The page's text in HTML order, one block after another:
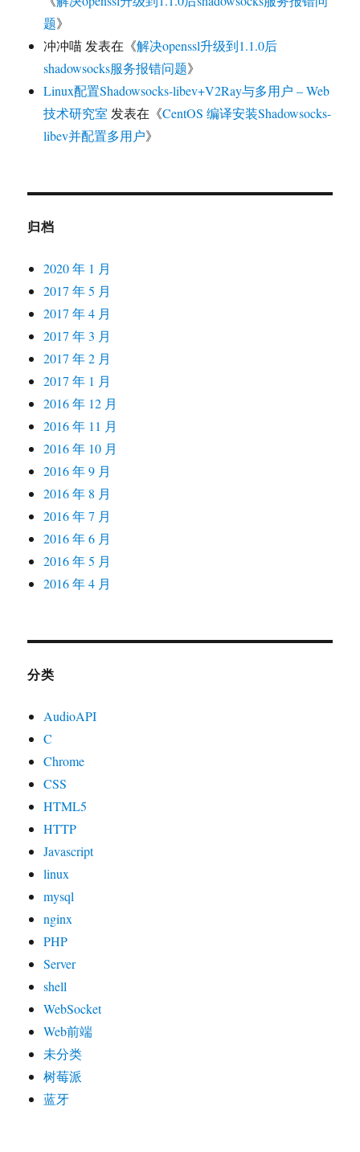
题》
冲冲喵 发表在《解决openssl升级到1.1.0后
shadowsocks服务报错问题》
Linux配置Shadowsocks-libev+V2Ray与多用户 – Web
技术研究室 发表在《CentOS 编译安装Shadowsocks-
libev并配置多用户》
归档
2020 年 1 月
2017 年 5 月
2017 年 4 月
2017 年 3 月
2017 年 2 月
2017 年 1 月
2016 年 12 月
2016 年 11 月
2016 年 10 月
2016 年 9 月
2016 年 8 月
2016 年 7 月
2016 年 6 月
2016 年 5 月
2016 年 4 月
分类
AudioAPI
C
Chrome
CSS
HTML5
HTTP
Javascript
linux
mysql
nginx
PHP
Server
shell
WebSocket
Web前端
未分类
树莓派
蓝牙